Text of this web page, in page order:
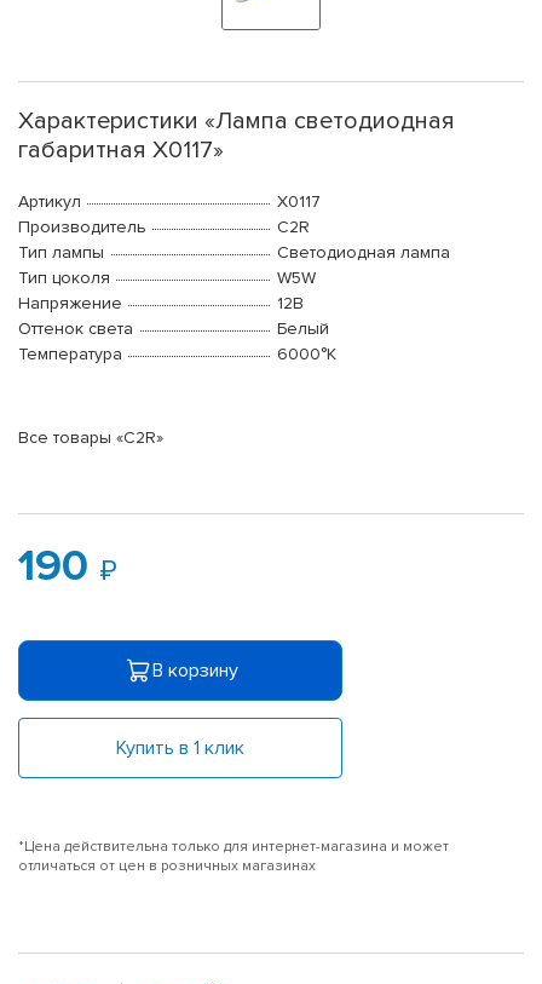
Характеристики «Лампа светодиодная
габаритная X0117»
Артикул
X0117
Производитель
C2R
Тип лампы
Светодиодная лампа
Тип цоколя
W5W
Напряжение
12В
Оттенок света
Белый
Температура
6000°K
Все товары «C2R»
190
В корзину
Купить в 1 клик
*Цена действительна только для интернет-магазина и может
отличаться от цен в розничных магазинах